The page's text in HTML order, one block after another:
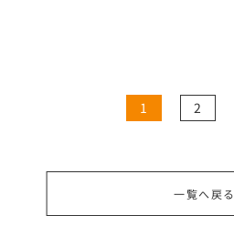
1 2
一覧へ戻る